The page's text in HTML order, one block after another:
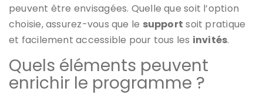
peuvent être envisagées. Quelle que soit l’option
choisie, assurez-vous que le support soit pratique
et facilement accessible pour tous les invités.
Quels éléments peuvent
enrichir le programme ?